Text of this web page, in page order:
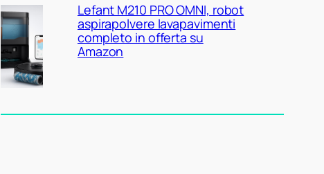
Lefant M210 PRO OMNI, robot
aspirapolvere lavapavimenti
completo in offerta su
Amazon